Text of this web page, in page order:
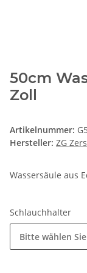
50cm
Zoll
Artikelnummer:
Hersteller: ZG
Wassersäule aus
Schlauchhalter
Bitte wählen